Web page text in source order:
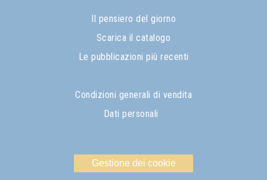
Il pensiero del giorno
Scarica il catalogo
Le pubblicazioni più recenti
Condizioni generali di vendita
Dati personali
Gestione dei cookie